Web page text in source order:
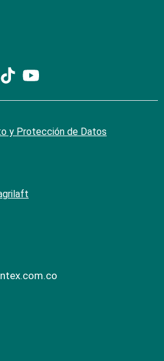
y Protección de Datos